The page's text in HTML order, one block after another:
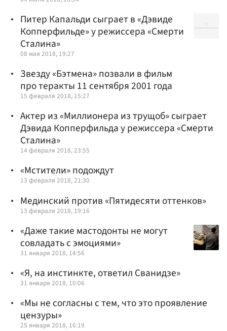
Питер Капальди сыграет в «Дэвиде
Копперфильде» у режиссера «Смерти
Сталина»
08 мая 2018, 19:27
Звезду «Бэтмена» позвали в фильм
про теракты 11 сентября 2001 года
15 февраля 2018, 15:27
Актер из «Миллионера из трущоб» сыграет
Дэвида Копперфильда у режиссера «Смерти
Сталина»
14 февраля 2018, 23:55
«Мстители» подождут
13 февраля 2018, 21:30
Мединский против «Пятидесяти оттенков»
13 февраля 2018, 19:16
«Даже такие мастодонты не могут
совладать с эмоциями»
31 января 2018, 14:56
«Я, на инстинкте, ответил Сванидзе»
31 января 2018, 10:06
«Мы не согласны с тем, что это проявление
цензуры»
25 января 2018, 16:19